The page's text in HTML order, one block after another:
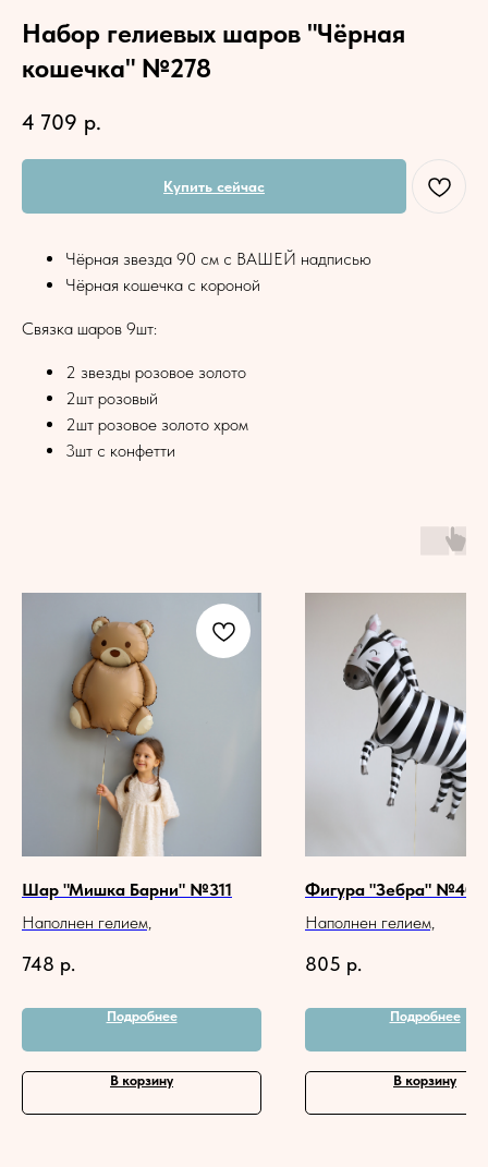
Набор гелиевых шаров "Чёрная
кошечка" №278
4 709 р.
Купить сейчас
Чёрная звезда 90 см с ВАШЕЙ надписью
Чёрная кошечка с короной
Связка шаров 9шт:
2 звезды розовое золото
2шт розовый
2шт розовое золото хром
3шт с конфетти
Шар "Мишка Барни" №311
Наполнен гелием,
748 р.
Подробнее
В корзину
Фигура "Зебра" №407
Наполнен гелием,
805 р.
Подробнее
В корзину